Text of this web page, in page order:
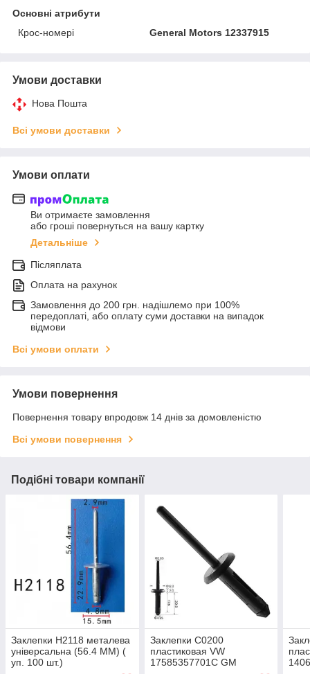
Основні атрибути
Крос-номері
General Motors 12337915
Умови доставки
Нова Пошта
Всі умови доставки
Умови оплати
Ви отримаєте замовлення
або гроші повернуться на вашу картку
Детальніше
Післяплата
Оплата на рахунок
Замовлення до 200 грн. надішлемо при 100%
передоплаті, або оплату суми доставки на випадок
відмови
Всі умови оплати
Умови повернення
Повернення товару впродовж 14 днів за домовленістю
Всі умови повернення
Подібні товари компанії
Заклепки H2118 металева
універсальна (56.4 ММ) (
уп. 100 шт.)
Заклепки C0200
пластиковая VW
17585357701C GM